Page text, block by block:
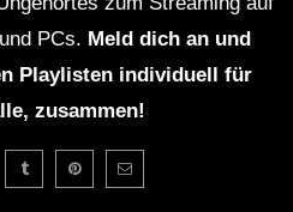
Sessions Episode 092
|| Selection 013 ||
PCs. Meld dich an und
Playlisten individuell für
zusammen!